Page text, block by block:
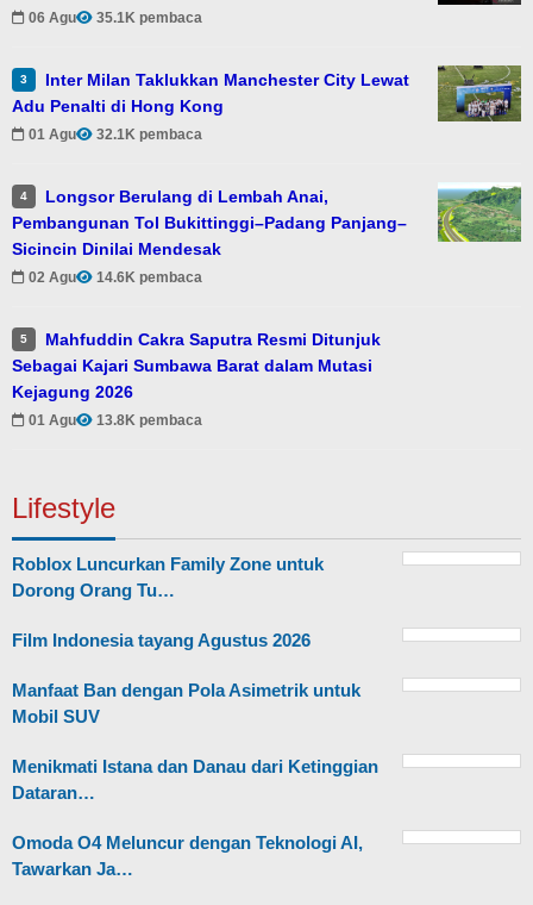
06 Agu 35.1K pembaca
3
Inter Milan Taklukkan Manchester City Lewat
Adu Penalti di Hong Kong
01 Agu 32.1K pembaca
4
Longsor Berulang di Lembah Anai,
Pembangunan Tol Bukittinggi–Padang Panjang–
Sicincin Dinilai Mendesak
02 Agu 14.6K pembaca
5
Mahfuddin Cakra Saputra Resmi Ditunjuk
Sebagai Kajari Sumbawa Barat dalam Mutasi
Kejagung 2026
01 Agu 13.8K pembaca
Lifestyle
Roblox Luncurkan Family Zone untuk
Dorong Orang Tu…
Film Indonesia tayang Agustus 2026
Manfaat Ban dengan Pola Asimetrik untuk
Mobil SUV
Menikmati Istana dan Danau dari Ketinggian
Dataran…
Omoda O4 Meluncur dengan Teknologi AI,
Tawarkan Ja…